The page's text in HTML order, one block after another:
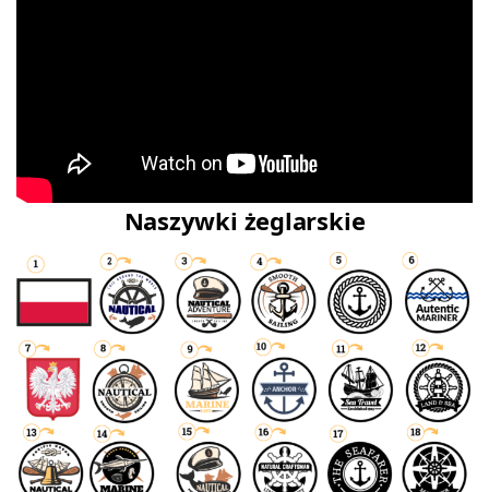
Naszywki żeglarskie